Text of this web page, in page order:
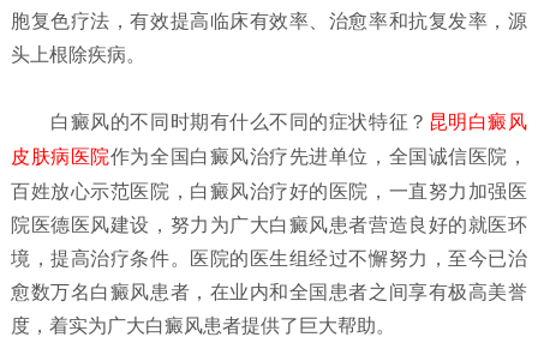
胞复色疗法，有效提高临床有效率、治愈率和抗复发率，源
头上根除疾病。
白癜风的不同时期有什么不同的症状特征？ 昆明白癜风
皮肤病医院作为全国白癜风治疗先进单位，全国诚信医院，
百姓放心示范医院，白癜风治疗好的医院，一直努力加强医
院医德医风建设，努力为广大白癜风患者营造良好的就医环
境，提高治疗条件。医院的医生组经过不懈努力，至今已治
愈数万名白癜风患者，在业内和全国患者之间享有极高美誉
度，着实为广大白癜风患者提供了巨大帮助。